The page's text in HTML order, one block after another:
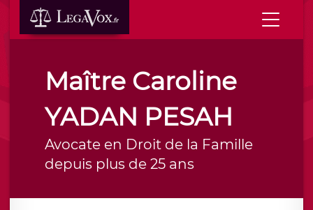
Maître Caroline
YADAN PESAH
Avocate en Droit de la Famille
depuis plus de 25 ans